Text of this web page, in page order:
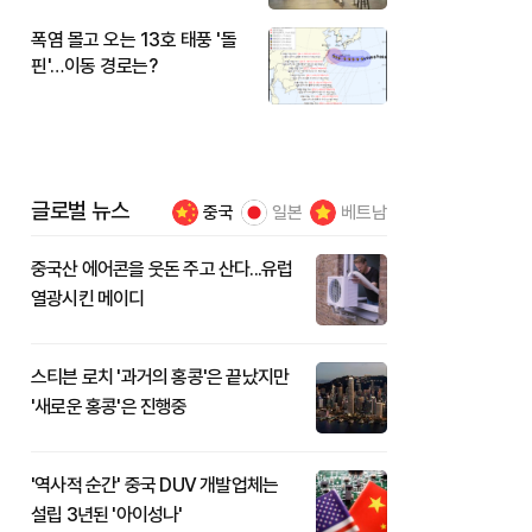
폭염 몰고 오는 13호 태풍 '돌
핀'…이동 경로는?
글로벌 뉴스 중국 일본 베트남
중국산 에어콘을 웃돈 주고 산다...유럽
열광시킨 메이디
스티븐 로치 '과거의 홍콩'은 끝났지만
'새로운 홍콩'은 진행중
'역사적 순간' 중국 DUV 개발업체는
설립 3년된 '아이성나'